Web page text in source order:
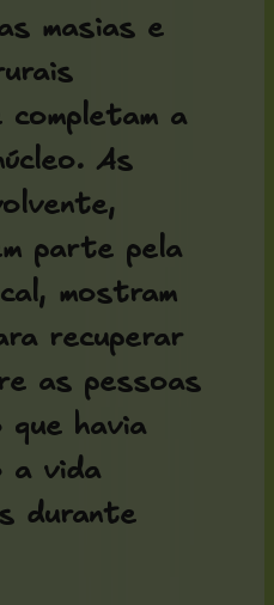
masias e
a
As
parte pela
mostram
recuperar
as pessoas
havia
a vida
durante